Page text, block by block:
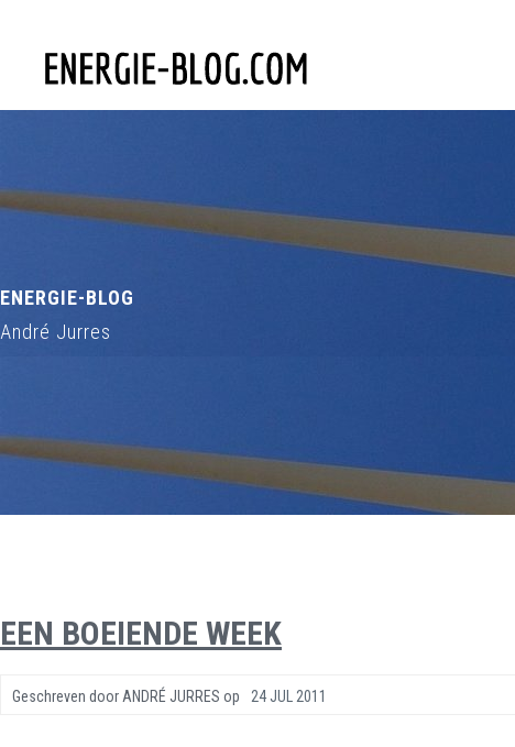
ENERGIE-BLOG
André Jurres
EEN BOEIENDE WEEK
Geschreven door ANDRÉ JURRES op 24 JUL 2011